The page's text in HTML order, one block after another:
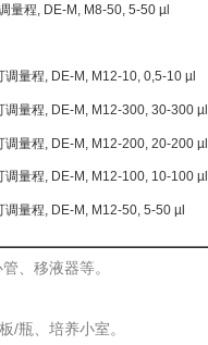
量程, DE-M, M8-50, 5-50 µl
量程, DE-M, M12-10, 0,5-10 µl
量程, DE-M, M12-300, 30-300 µl
量程, DE-M, M12-200, 20-200 µl
量程, DE-M, M12-100, 10-100 µl
量程, DE-M, M12-50, 5-50 µl
、移液器等。
/瓶、培养小室。